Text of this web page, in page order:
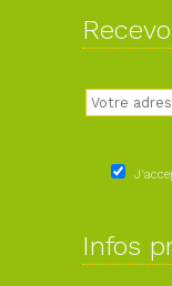
Infos